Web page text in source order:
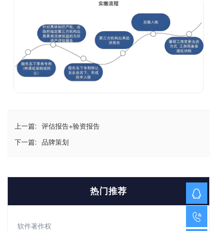
上一篇: 评估报告+验资报告
下一篇: 品牌策划
热门推荐
软件著作权